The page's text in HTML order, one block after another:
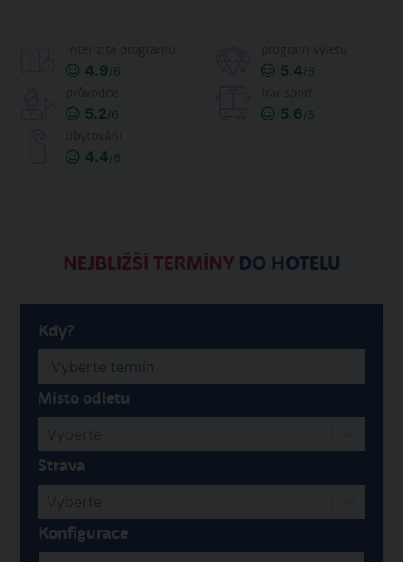
4.9/6 5.4/6
5.2/6 5.6/6
4.4/6
NEJBLIŽŠÍ TERMÍNYDO HOTELU
Kdy?
Místo odletu
Strava
Konfigurace